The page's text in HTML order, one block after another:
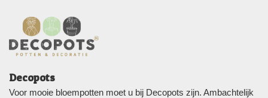
Decopots
Voor mooie bloempotten moet u bij Decopots zijn. Ambachtelijk